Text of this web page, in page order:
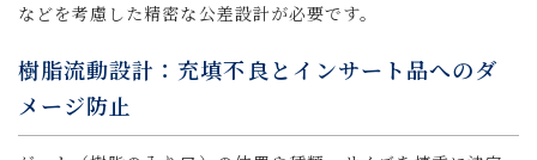
などを考慮した精密な公差設計が必要です。
樹脂流動設計：充填不良とインサート品へのダ
メージ防止